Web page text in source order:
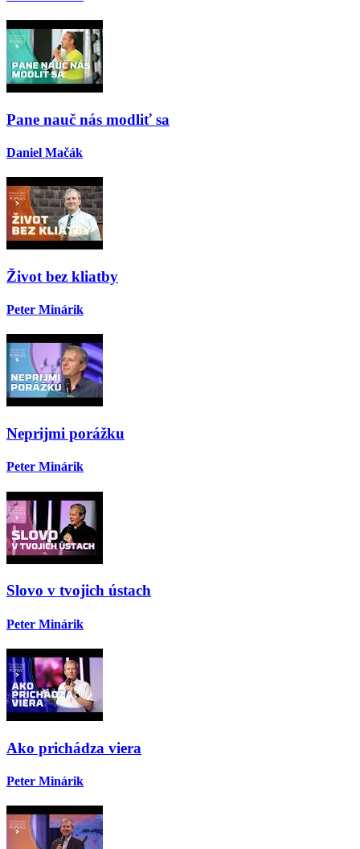
Pane nauč nás modliť sa
Daniel Mačák
Život bez kliatby
Peter Minárik
Neprijmi porážku
Peter Minárik
Slovo v tvojich ústach
Peter Minárik
Ako prichádza viera
Peter Minárik